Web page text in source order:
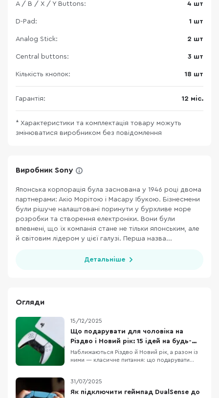
A / B / X / Y Buttons: 4 шт
D-Pad: 1 шт
Analog Stick: 2 шт
Central buttons: 3 шт
Кількість кнопок: 18 шт
Гарантія: 12 міс.
* Характеристики та комплектація товару можуть
змінюватися виробником без повідомлення
Виробник Sony
Японська корпорація була заснована у 1946 році двома
партнерами: Акіо Морітою і Масару Ібукою. Бізнесмени
були рішуче налаштовані поринути у бурхливе море
розробки та створення електроніки. Вони були
впевнені, що їх компанія стане не тільки японським, але
й світовим лідером у цієї галузі. Перша назва...
Детальніше
Огляди
15/12/2025
Що подарувати для чоловіка на
Різдво і Новий рік: 15 ідей на будь-
який бюджет
Наближаються Різдво й Новий рік, а разом із
ними — класичне питання: що подарувати
ідей під різні сценарії життя: для геймера,
офісного працівника, спортсмена, меломана
31/07/2025
Як підключити геймпад DualSense до